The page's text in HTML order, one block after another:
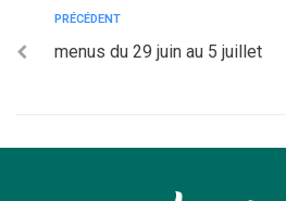
PRÉCÉDENT
menus du 29 juin au 5 juillet